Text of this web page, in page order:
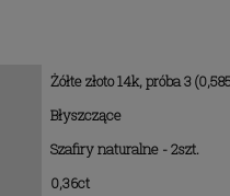
14k złota z
serce 1ct i 4
0-028ct
Żółte złoto 14k, próba 3
Błyszczące
Szafiry naturalne - 2szt.
0,36ct